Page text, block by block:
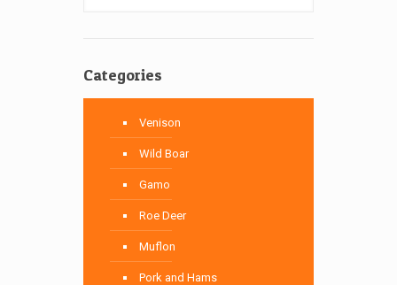
Categories
Venison
Wild Boar
Gamo
Roe Deer
Muflon
Pork and Hams